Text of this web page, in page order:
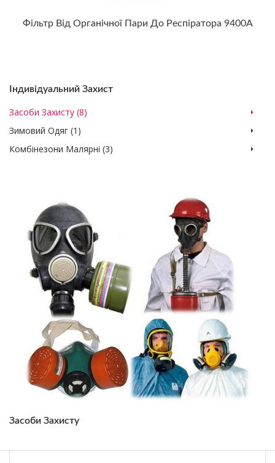
Індивідуальний Захист
Засоби Захисту (8)
Зимовий Одяг (1)
Комбінезони Малярні (3)
Засоби Захисту
Фільтр Від Органічної Пари До Респіратора 9400А